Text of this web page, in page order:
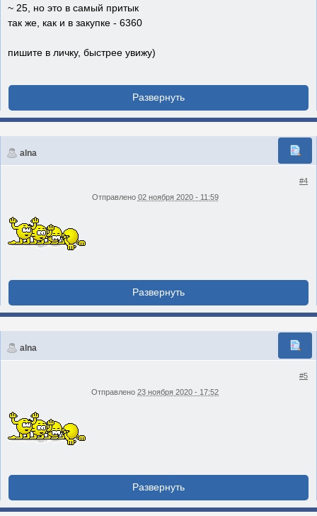
~ 25, но это в самый притык
так же, как и в закупке - 6360
пишите в личку, быстрее увижу)
alna
#4
Отправлено 02 ноября 2020 - 11:59
alna
#5
Отправлено 23 ноября 2020 - 17:52